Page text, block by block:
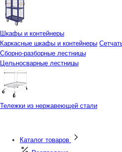
Шкафы и контейнеры
Каркасные шкафы и контейнеры
Сборно-разборные лестницы
Цельносварные лестницы
Тележки из нержавеющей стали
Каталог товаров